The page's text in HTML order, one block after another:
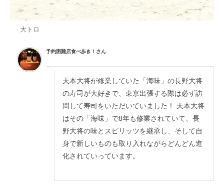
大トロ
予約困難店食べ歩き！さん
天本大将が修業していた「海味」の長野大将
の寿司が大好きで、東京出張する際は必ず訪
問して寿司をいただいていました！ 天本大将
はその「海味」で8年も修業されていて、長
野大将の味とスピリッツを継承し、そして自
身で新しいものも取り入れながらどんどん進
化されていっています。